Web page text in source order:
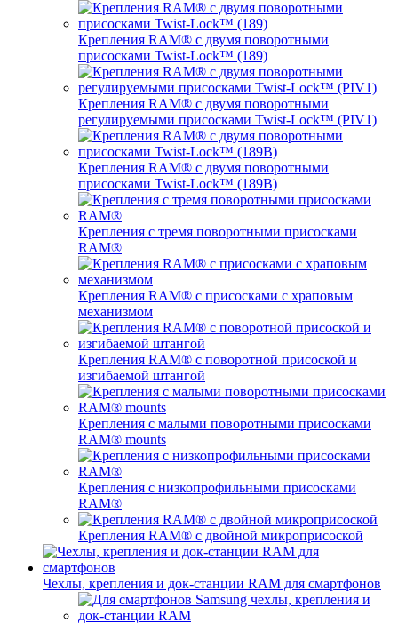
Крепления RAM® с двумя поворотными
присосками Twist-Lock™ (189)
Крепления RAM® с двумя поворотными
регулируемыми присосками Twist-Lock™ (PIV1)
Крепления RAM® с двумя поворотными
присосками Twist-Lock™ (189B)
Крепления с тремя поворотными присосками
RAM®
Крепления RAM® с присосками с храповым
механизмом
Крепления RAM® с поворотной присоской и
изгибаемой штангой
Крепления с малыми поворотными присосками
RAM® mounts
Крепления с низкопрофильными присосками
RAM®
Крепления RAM® с двойной микроприсоской
Чехлы, крепления и док-станции RAM для смартфонов